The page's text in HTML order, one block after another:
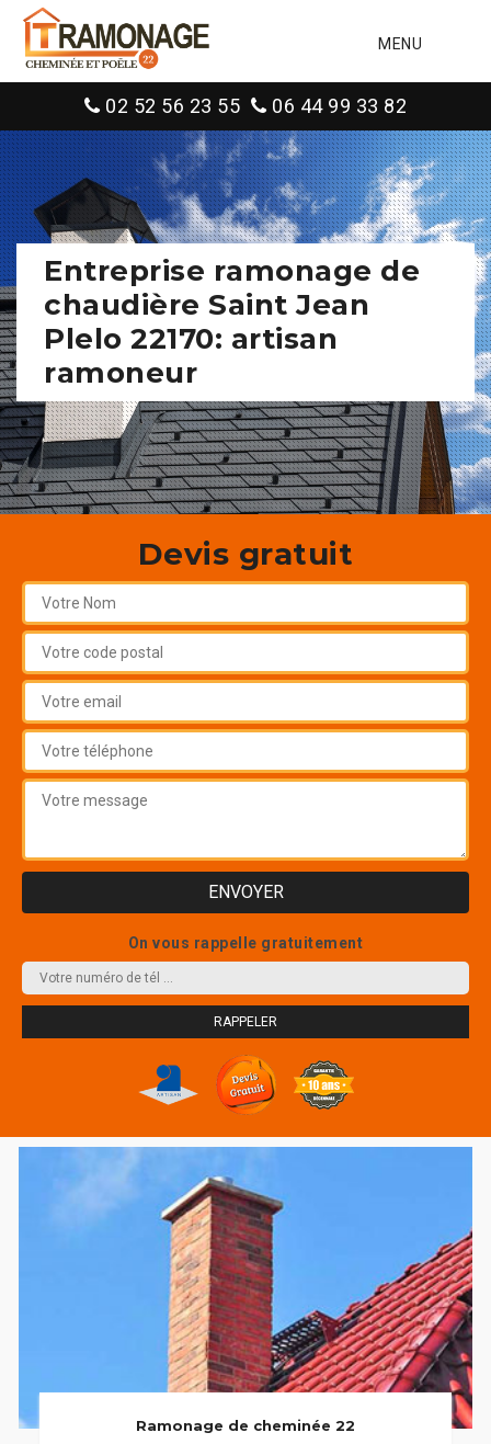
MENU
02 52 56 23 55 06 44 99 33 82
Entreprise ramonage de
chaudière Saint Jean
Plelo 22170: artisan
ramoneur
Devis gratuit
On vous rappelle gratuitement
Ramonage de cheminée 22